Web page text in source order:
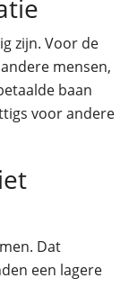
zijn. Voor de
mensen,
baan
voor andere
Dat
een lagere